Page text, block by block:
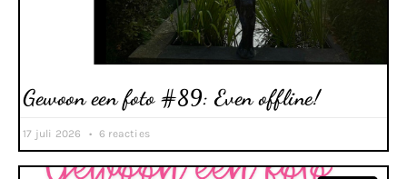
Gewoon een foto #89: Even offline!
17 juli 2026 6 reacties